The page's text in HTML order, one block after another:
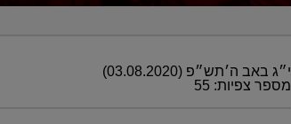
י״ג באב ה׳תש״פ (03.08.2020)
מספר צפיות: 55